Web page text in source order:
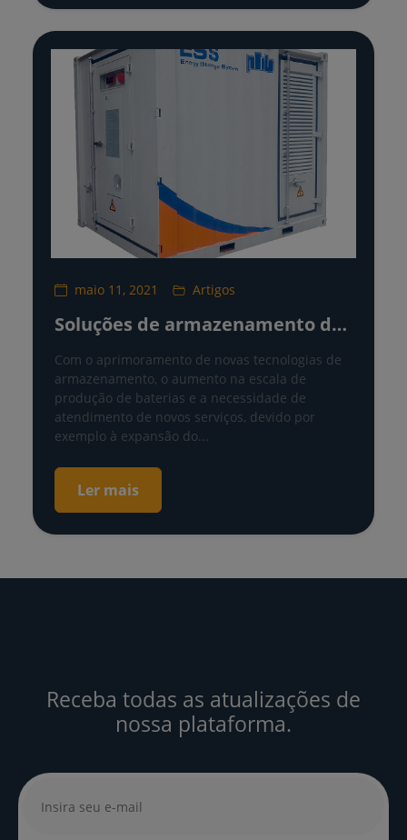
maio 11, 2021 Artigos
Soluções de armazenamento de
Com o aprimoramento de novas tecnologias de
armazenamento, o aumento na escala de
produção de baterias e a necessidade de
atendimento de novos serviços, devido por
exemplo à expansão do...
Ler mais
Receba todas as atualizações de
nossa plataforma.